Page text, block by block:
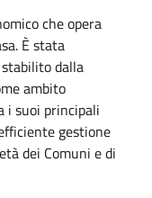
che opera
È stata
dalla
ambito
i suoi principali
gestione
dei Comuni e di